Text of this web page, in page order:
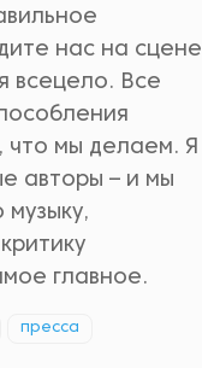
нас на сцене
всецело. Все
что мы делаем. Я
авторы – и мы
музыку,
главное.
пресса